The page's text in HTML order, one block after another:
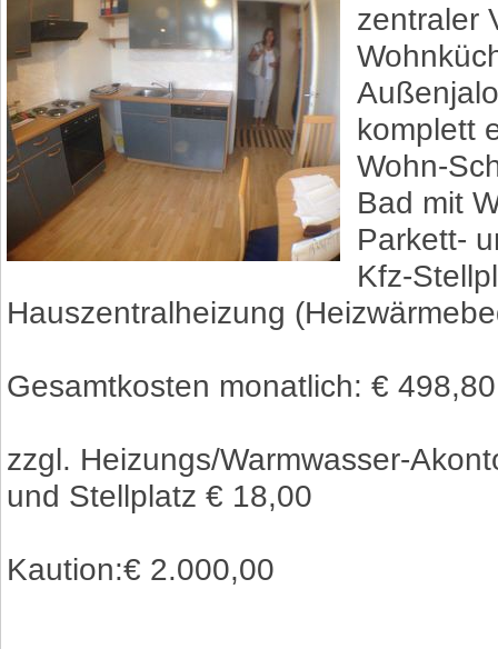
zentraler
komplett
Wohn-
Bad mit
Parkett-
Kfz-
Hauszentralheizung
Gesamtkosten monatlich: €
zzgl. Heizungs/Warmwasser-
und Stellplatz € 18,00
Kaution:€ 2.000,00